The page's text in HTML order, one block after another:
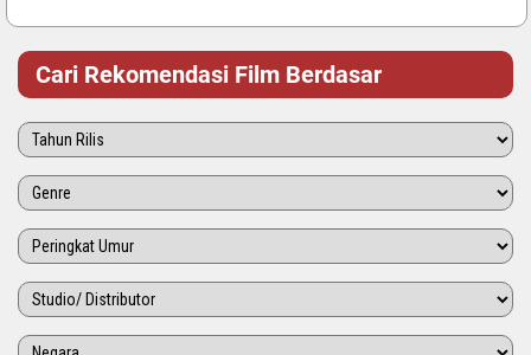
Cari Rekomendasi Film Berdasar